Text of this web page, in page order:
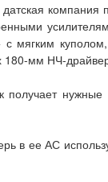
компания
мягким
мм НЧ-
получает
в ее АС